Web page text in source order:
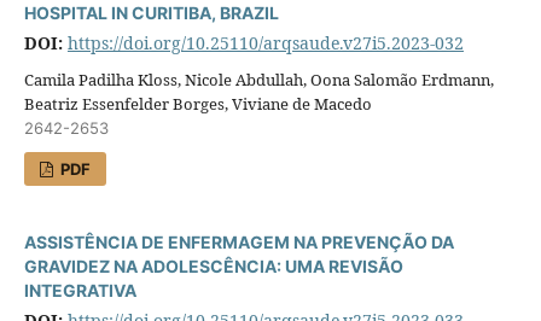
HOSPITAL IN CURITIBA, BRAZIL
DOI: https://doi.org/10.25110/arqsaude.v27i5.2023-032
Camila Padilha Kloss, Nicole Abdullah, Oona Salomão Erdmann,
Beatriz Essenfelder Borges, Viviane de Macedo
2642-2653
PDF
ASSISTÊNCIA DE ENFERMAGEM NA PREVENÇÃO DA
GRAVIDEZ NA ADOLESCÊNCIA: UMA REVISÃO
INTEGRATIVA